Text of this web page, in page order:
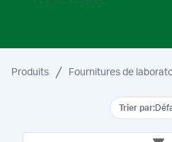
Produits Fournitures de
Trier par: